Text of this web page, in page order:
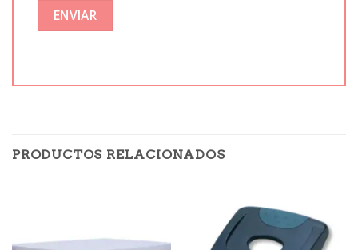
PRODUCTOS RELACIONADOS